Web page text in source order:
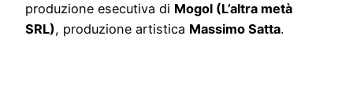
produzione esecutiva di Mogol (L’altra metà
SRL), produzione artistica Massimo Satta.